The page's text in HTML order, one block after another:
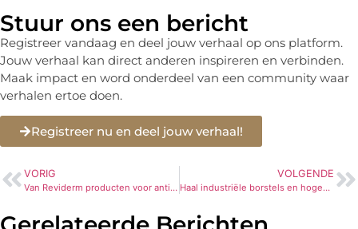
Stuur ons een bericht
Registreer vandaag en deel jouw verhaal op ons platform.
Jouw verhaal kan direct anderen inspireren en verbinden.
Maak impact en word onderdeel van een community waar
verhalen ertoe doen.
Registreer nu en deel jouw verhaal!
VORIG
Van Reviderm producten voor anti-aging kopen
VOLGENDE
Haal industriële borstels en hogedrukreinigers bij deze expert